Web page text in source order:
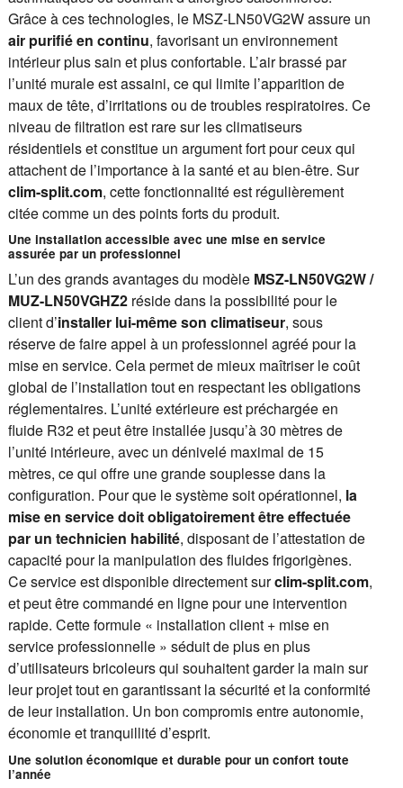
Grâce à ces technologies, le MSZ-LN50VG2W assure un
air purifié en continu, favorisant un environnement
intérieur plus sain et plus confortable. L’air brassé par
l’unité murale est assaini, ce qui limite l’apparition de
maux de tête, d’irritations ou de troubles respiratoires. Ce
niveau de filtration est rare sur les climatiseurs
résidentiels et constitue un argument fort pour ceux qui
attachent de l’importance à la santé et au bien-être. Sur
clim-split.com, cette fonctionnalité est régulièrement
citée comme un des points forts du produit.
Une installation accessible avec une mise en service
assurée par un professionnel
L’un des grands avantages du modèle MSZ-LN50VG2W /
MUZ-LN50VGHZ2 réside dans la possibilité pour le
client d’installer lui-même son climatiseur, sous
réserve de faire appel à un professionnel agréé pour la
mise en service. Cela permet de mieux maîtriser le coût
global de l’installation tout en respectant les obligations
réglementaires. L’unité extérieure est préchargée en
fluide R32 et peut être installée jusqu’à 30 mètres de
l’unité intérieure, avec un dénivelé maximal de 15
mètres, ce qui offre une grande souplesse dans la
configuration. Pour que le système soit opérationnel, la
mise en service doit obligatoirement être effectuée
par un technicien habilité, disposant de l’attestation de
capacité pour la manipulation des fluides frigorigènes.
Ce service est disponible directement surclim-split.com,
et peut être commandé en ligne pour une intervention
rapide. Cette formule « installation client + mise en
service professionnelle » séduit de plus en plus
d’utilisateurs bricoleurs qui souhaitent garder la main sur
leur projet tout en garantissant la sécurité et la conformité
de leur installation. Un bon compromis entre autonomie,
économie et tranquillité d’esprit.
Une solution économique et durable pour un confort toute
l’année